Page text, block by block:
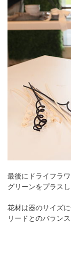
最後にドライフラ
グリーンをプラスし
花材は器のサイズ
リードとのバラン